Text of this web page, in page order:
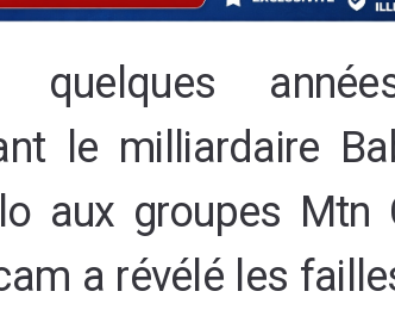
quelques
le milliardaire
aux groupes Mtn
a révélé les